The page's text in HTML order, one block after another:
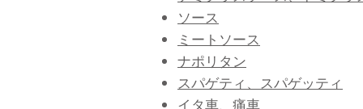
ソース
ミートソース
ナポリタン
スパゲティ、スパゲッティ